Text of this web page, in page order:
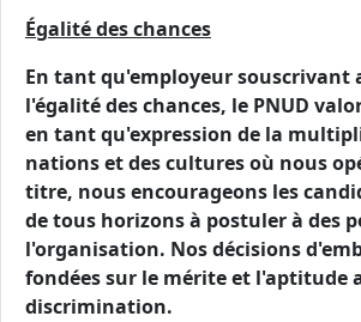
Égalité des chances
En tant qu'employeur souscrivant
l'égalité des chances, le PNUD
en tant qu'expression de la
nations et des cultures où nous
titre, nous encourageons les
de tous horizons à postuler à des
l'organisation. Nos décisions
fondées sur le mérite et l'aptitude
discrimination.